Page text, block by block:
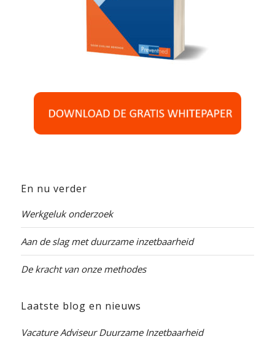
En nu verder
Werkgeluk onderzoek
Aan de slag met duurzame inzetbaarheid
De kracht van onze methodes
Laatste blog en nieuws
Vacature Adviseur Duurzame Inzetbaarheid